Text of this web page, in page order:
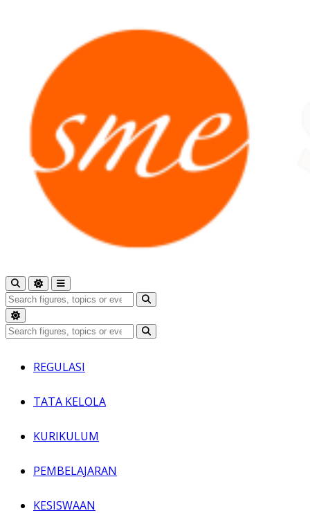
REGULASI
TATA KELOLA
KURIKULUM
PEMBELAJARAN
KESISWAAN